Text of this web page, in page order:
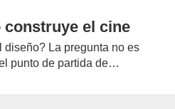
construye el cine
La pregunta no es
punto de partida de…